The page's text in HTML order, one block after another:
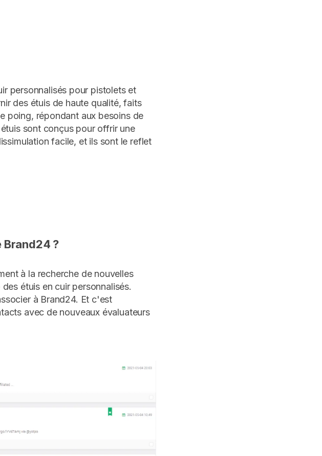
personnalisés pour pistolets et
des étuis de haute qualité, faits
poing, répondant aux besoins de
sont conçus pour offrir une
facile, et ils sont le reflet
?
à la recherche de nouvelles
étuis en cuir personnalisés.
à Brand24. Et c'est
avec de nouveaux évaluateurs